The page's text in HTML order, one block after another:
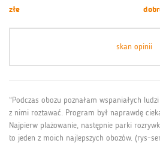
złe
skan opinii
“Podczas obozu poznałam wspaniałych
z nimi roztawać. Program był naprawdę
Najpierw plażowanie, następnie parki
to jeden z moich najlepszych obozów. (rys-